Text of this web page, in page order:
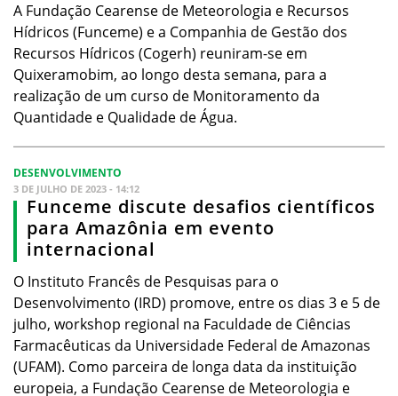
A Fundação Cearense de Meteorologia e Recursos
Hídricos (Funceme) e a Companhia de Gestão dos
Recursos Hídricos (Cogerh) reuniram-se em
Quixeramobim, ao longo desta semana, para a
realização de um curso de Monitoramento da
Quantidade e Qualidade de Água.
DESENVOLVIMENTO
3 DE JULHO DE 2023 - 14:12
Funceme discute desafios científicos
para Amazônia em evento
internacional
O Instituto Francês de Pesquisas para o
Desenvolvimento (IRD) promove, entre os dias 3 e 5 de
julho, workshop regional na Faculdade de Ciências
Farmacêuticas da Universidade Federal de Amazonas
(UFAM). Como parceira de longa data da instituição
europeia, a Fundação Cearense de Meteorologia e